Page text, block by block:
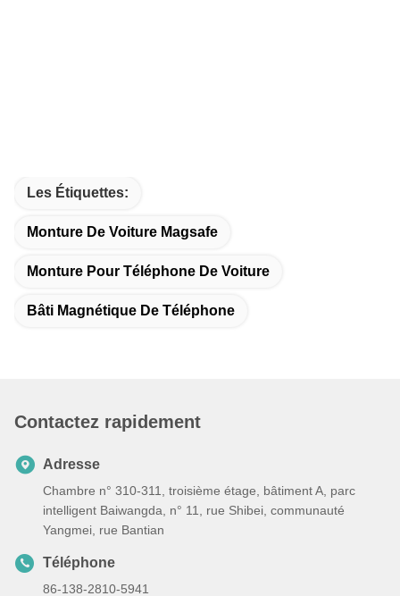
Les Étiquettes:
Monture De Voiture Magsafe
Monture Pour Téléphone De Voiture
Bâti Magnétique De Téléphone
Contactez rapidement
Adresse
Chambre n° 310-311, troisième étage, bâtiment A, parc
intelligent Baiwangda, n° 11, rue Shibei, communauté
Yangmei, rue Bantian
Téléphone
86-138-2810-5941